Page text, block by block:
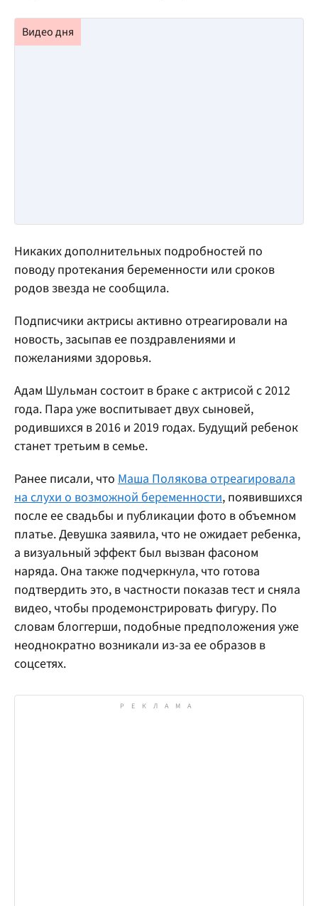
Никаких дополнительных подробностей по
поводу протекания беременности или сроков
родов звезда не сообщила.
Подписчики актрисы активно отреагировали на
новость, засыпав ее поздравлениями и
пожеланиями здоровья.
Адам Шульман состоит в браке с актрисой с 2012
года. Пара уже воспитывает двух сыновей,
родившихся в 2016 и 2019 годах. Будущий ребенок
станет третьим в семье.
Ранее писали, что Маша Полякова отреагировала
на слухи о возможной беременности, появившихся
после ее свадьбы и публикации фото в объемном
платье. Девушка заявила, что не ожидает ребенка,
а визуальный эффект был вызван фасоном
наряда. Она также подчеркнула, что готова
подтвердить это, в частности показав тест и сняла
видео, чтобы продемонстрировать фигуру. По
словам блоггерши, подобные предположения уже
неоднократно возникали из-за ее образов в
соцсетях.